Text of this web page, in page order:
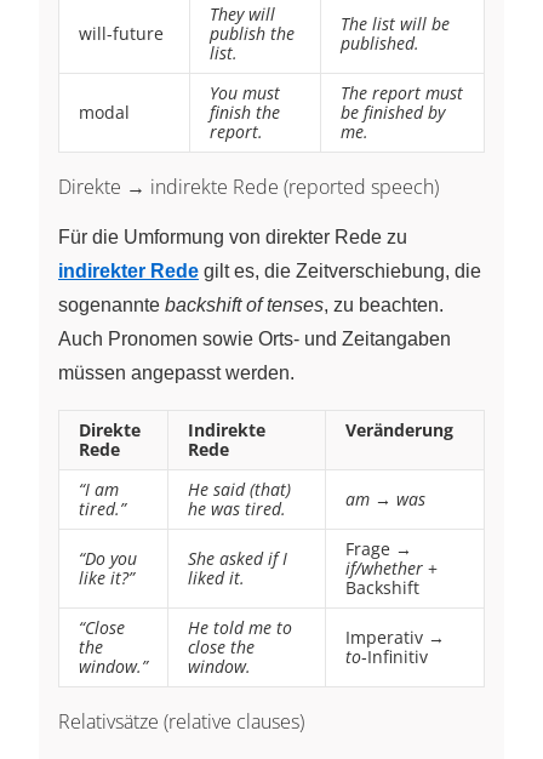
will-future
They will
publish the
list.
The list will be
published.
modal
You must
finish the
report.
The report must
be finished by
me.
Direkte → indirekte Rede (reported speech)
Für die Umformung von direkter Rede zu
indirekter Rede gilt es, die Zeitverschiebung, die
sogenannte backshift of tenses, zu beachten.
Auch Pronomen sowie Orts- und Zeitangaben
müssen angepasst werden.
Direkte
Rede
Indirekte
Rede
Veränderung
“I am
tired.”
He said (that)
he was tired.
am → was
“Do you
like it?”
She asked if I
liked it.
Frage →
if/whether +
Backshift
“Close
the
window.”
He told me to
close the
window.
Imperativ →
to‑Infinitiv
Relativsätze (relative clauses)